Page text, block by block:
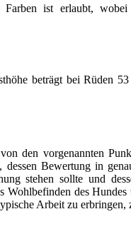
ist erlaubt,
beträgt bei Rüden
den vor­ge­nann­ten
des­sen Bewer­tung in
ste­hen soll­te und
Wohl­be­fin­den des Hun­des
Arbeit zu erbrin­gen,